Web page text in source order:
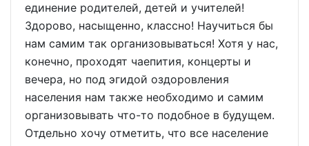
единение родителей, детей и учителей!
Здорово, насыщенно, классно! Научиться бы
нам самим так организовываться! Хотя у нас,
конечно, проходят чаепития, концерты и
вечера, но под эгидой оздоровления
населения нам также необходимо и самим
организовывать что-то подобное в будущем.
Отдельно хочу отметить, что все население